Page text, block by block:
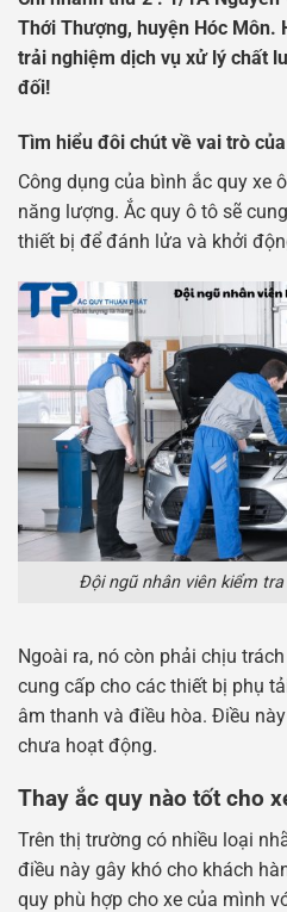
Thới Thượng, huyện Hóc Môn.
trải nghiệm dịch vụ xử lý chất
đối!
Tìm hiểu đôi chút về vai trò
Công dụng của bình ắc quy xe
năng lượng. Ắc quy ô tô sẽ
thiết bị để đánh lửa và khởi
Đội ngũ nhân viên kiểm
Ngoài ra, nó còn phải chịu
cung cấp cho các thiết bị phụ
âm thanh và điều hòa. Điều
chưa hoạt động.
Thay ắc quy nào tốt cho
Trên thị trường có nhiều loại
điều này gây khó cho khách
quy phù hợp cho xe của mình